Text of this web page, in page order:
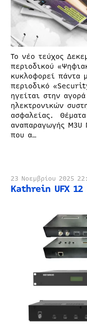
Το νέο τεύχος
περιοδικού
κυκλοφορεί πάντα
περιοδικό
ηγείται στην
ηλεκτρονικών
ασφαλείας.
αναπαραγωγής M3U
που α…
23 Νοεμβρίου 2025
Kathrein UFX 12